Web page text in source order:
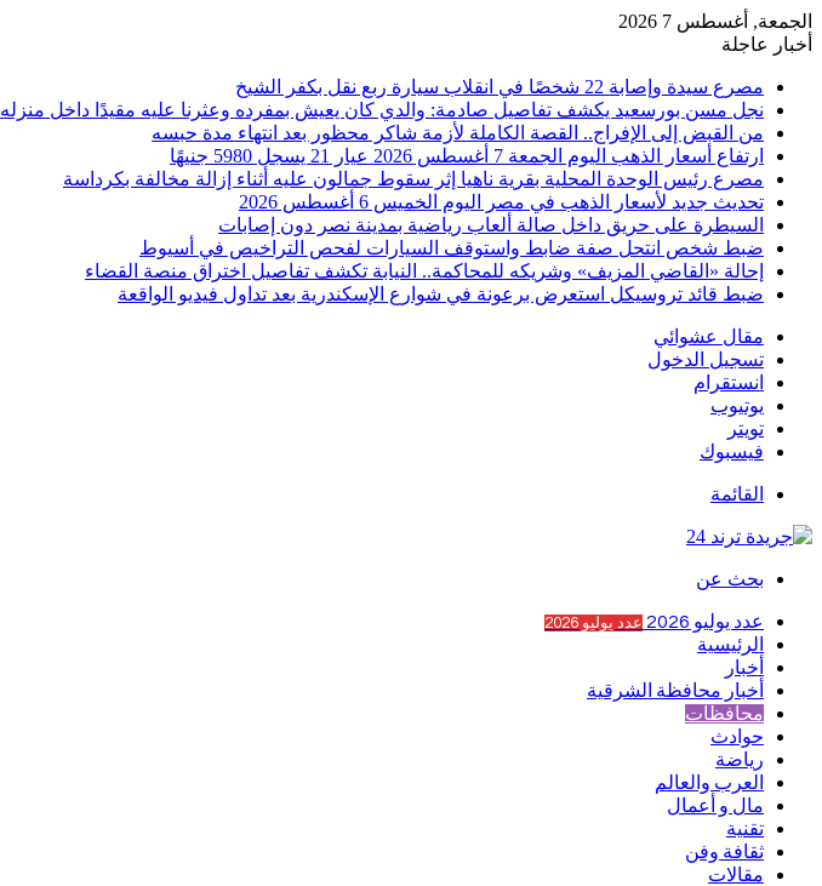
الجمعة, أغسطس 7 2026
أخبار عاجلة
مصرع سيدة وإصابة 22 شخصًا في انقلاب سيارة ربع نقل بكفر الشيخ
نجل مسن بورسعيد يكشف تفاصيل صادمة: والدي كان يعيش بمفرده وعثرنا عليه مقيدًا داخل منزله
من القبض إلى الإفراج.. القصة الكاملة لأزمة شاكر محظور بعد انتهاء مدة حبسه
ارتفاع أسعار الذهب اليوم الجمعة 7 أغسطس 2026 عيار 21 يسجل 5980 جنيهًا
مصرع رئيس الوحدة المحلية بقرية ناهيا إثر سقوط جمالون عليه أثناء إزالة مخالفة بكرداسة
تحديث جديد لأسعار الذهب في مصر اليوم الخميس 6 أغسطس 2026
السيطرة على حريق داخل صالة ألعاب رياضية بمدينة نصر دون إصابات
ضبط شخص انتحل صفة ضابط واستوقف السيارات لفحص التراخيص في أسيوط
إحالة «القاضي المزيف» وشريكه للمحاكمة.. النيابة تكشف تفاصيل اختراق منصة القضاء
ضبط قائد تروسيكل استعرض برعونة في شوارع الإسكندرية بعد تداول فيديو الواقعة
مقال عشوائي
تسجيل الدخول
انستقرام
يوتيوب
تويتر
فيسبوك
القائمة
بحث عن
عدد يوليو 2026 عدد يوليو 2026
الرئيسية
أخبار
أخبار محافظة الشرقية
محافظات
حوادث
رياضة
العرب والعالم
مال و أعمال
تقنية
ثقافة وفن
مقالات